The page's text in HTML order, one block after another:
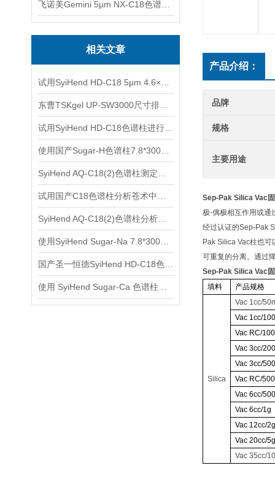
相关文章
产品介绍：
品牌
规格
主要用途
Sep-Pak Silica Vac
极-偶极相互作用或通
经过认证的Sep-Pak
Pak Silica Vac柱也可
可重复的分离。通过
Sep-Pak Silica Vac
填料
产品规格
Silica
Vac 1cc/
Vac 1cc/
Vac RC/
Vac 3cc/
Vac 3cc/
Vac RC/
Vac 6cc/
Vac 6cc/1g
Vac 12cc/2g
Vac 20cc/5g
Vac 35cc/